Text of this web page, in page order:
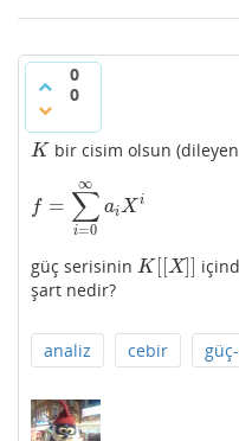
0
0
K
K bir cisim olsun
f = ∑
i=0
∞
aiX i
f=∑ =0 ∞aiXi
güç serisinin K[[X]]
K[[ X]]
şart nedir?
analiz cebir